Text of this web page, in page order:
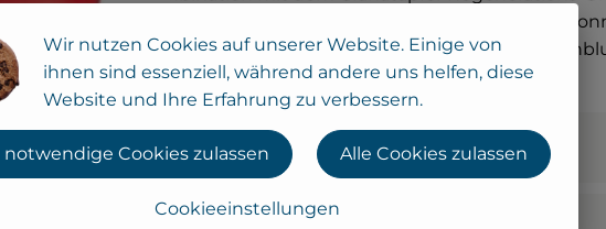
Zuckertensid, Sesamöl, Alkohol, waschaktive Aminosäure,
Granatapfelsamenöl, Auszüge aus Hirsesamen und
Wir nutzen Cookies auf unserer Website. Einige von
ihnen sind essenziell, während andere uns helfen, diese
Website und Ihre Erfahrung zu verbessern.
Cookieeinstellungen
notwendige Cookies zulassen Alle Cookies zulassen